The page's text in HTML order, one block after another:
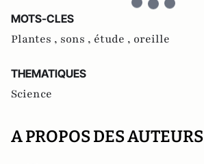
MOTS-CLES
Plantes , sons , étude , oreille
THEMATIQUES
Science
A PROPOS DES AUTEURS